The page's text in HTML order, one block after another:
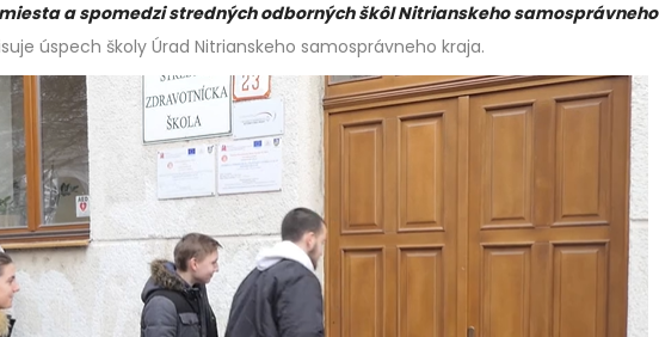
a spomedzi stredných odborných škôl Nitrianskeho samosprávneho
úspech školy Úrad Nitrianskeho samosprávneho kraja.